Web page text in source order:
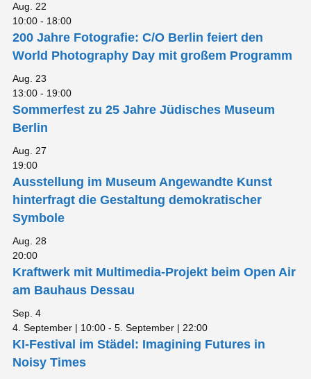
Aug. 22
10:00 - 18:00
200 Jahre Fotografie: C/O Berlin feiert den
World Photography Day mit großem Programm
Aug. 23
13:00 - 19:00
Sommerfest zu 25 Jahre Jüdisches Museum
Berlin
Aug. 27
19:00
Ausstellung im Museum Angewandte Kunst
hinterfragt die Gestaltung demokratischer
Symbole
Aug. 28
20:00
Kraftwerk mit Multimedia-Projekt beim Open Air
am Bauhaus Dessau
Sep. 4
4. September | 10:00 - 5. September | 22:00
KI-Festival im Städel: Imagining Futures in
Noisy Times